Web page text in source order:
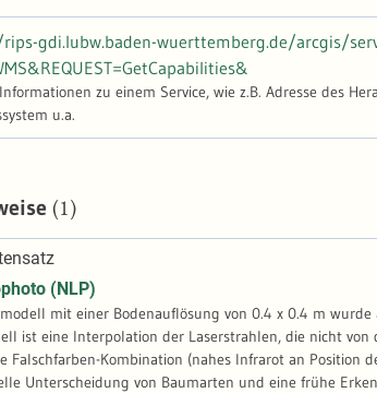
gdi.lubw.baden-wuerttemberg.de/arcgis/
zu einem Service, wie z.B. Adresse des
u.a.
(1)
(NLP)
mit einer Bodenauflösung von 0.4 x 0.4 m
ist eine Interpolation der Laserstrahlen, die nicht
Falschfarben-Kombination (nahes Infrarot an Position
Unterscheidung von Baumarten und eine frühe